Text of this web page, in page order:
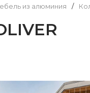
из алюминия /